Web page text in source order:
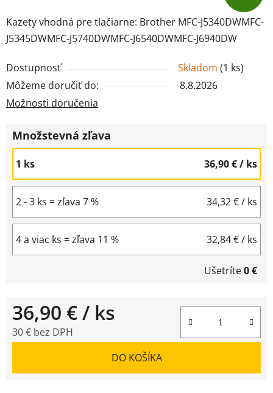
Kazety vhodná pre tlačiarne: Brother MFC-J5340DWMFC-
J5345DWMFC-J5740DWMFC-J6540DWMFC-J6940DW
Dostupnosť Skladom (1 ks)
Môžeme doručiť do:
8.8.2026
Možnosti doručenia
Množstevná zľava
1 ks 36,90 €/ ks
2 - 3 ks = zľava 7 % 34,32 €/ ks
4 a viac ks = zľava 11 % 32,84 €/ ks
Ušetríte0 €
36,90 €/ ks
30 € bez DPH
DO KOŠÍKA